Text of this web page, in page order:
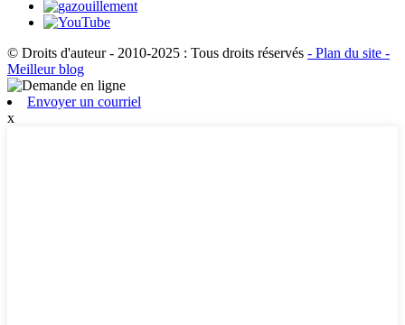
© Droits d'auteur - 2010-2025 : Tous droits réservés - Plan du site -
Meilleur blog
Envoyer un courriel
x